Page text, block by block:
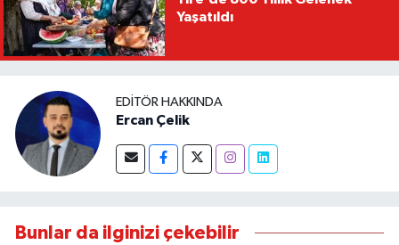
Yaşatıldı
EDITÖR HAKKINDA
Ercan Çelik
Bunlar da ilginizi çekebilir